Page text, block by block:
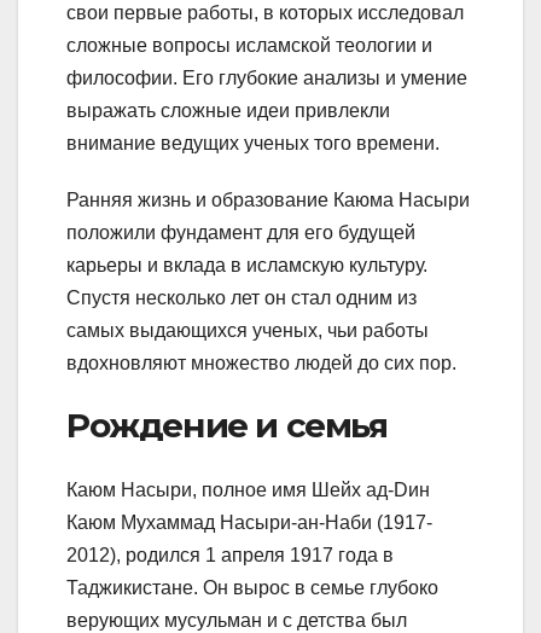
свои первые работы, в которых исследовал
сложные вопросы исламской теологии и
философии. Его глубокие анализы и умение
выражать сложные идеи привлекли
внимание ведущих ученых того времени.
Ранняя жизнь и образование Каюма Насыри
положили фундамент для его будущей
карьеры и вклада в исламскую культуру.
Спустя несколько лет он стал одним из
самых выдающихся ученых, чьи работы
вдохновляют множество людей до сих пор.
Рождение и семья
Каюм Насыри, полное имя Шейх ад-Dин
Каюм Мухаммад Насыри-ан-Наби (1917-
2012), родился 1 апреля 1917 года в
Таджикистане. Он вырос в семье глубоко
верующих мусульман и с детства был